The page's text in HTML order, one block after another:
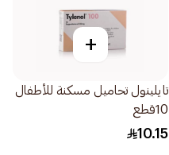
+
تايلينول تحاميل مسكنة للأطفال
10قطع
10.15